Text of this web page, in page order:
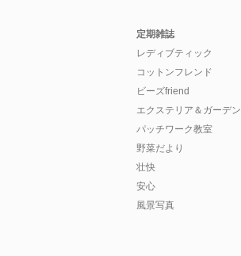
定期雑誌
レディブティック
コットンフレンド
ビーズfriend
エクステリア＆ガーデン
パッチワーク教室
野菜だより
壮快
安心
風景写真